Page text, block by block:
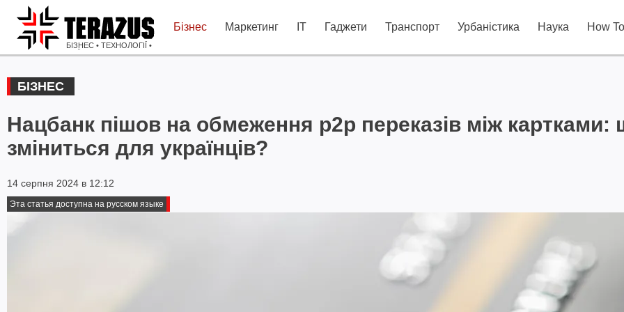
БІЗНЕС • ТЕХНОЛОГІЇ •
ІДЕЇ
Бізнес Маркетинг IT Гаджети Транспорт Урбаністика Наука How To
БІЗНЕС
Нацбанк пішов на обмеження p2p переказів між картками:
зміниться для українців?
14 серпня 2024 в 12:12
Эта статья доступна на русском языке